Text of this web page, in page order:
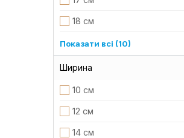
18 см
20 см
22 см
25 см
26 см
Показати всі (10)
Ширина
10 см
12 см
14 см